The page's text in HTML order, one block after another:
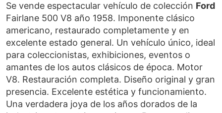
Se vende espectacular vehículo de colección Ford
Fairlane 500 V8 año 1958. Imponente clásico
americano, restaurado completamente y en
excelente estado general. Un vehículo único, ideal
para coleccionistas, exhibiciones, eventos o
amantes de los autos clásicos de época. Motor
V8. Restauración completa. Diseño original y gran
presencia. Excelente estética y funcionamiento.
Una verdadera joya de los años dorados de la